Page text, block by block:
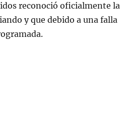
reconoció oficialmente la
y que debido a una falla